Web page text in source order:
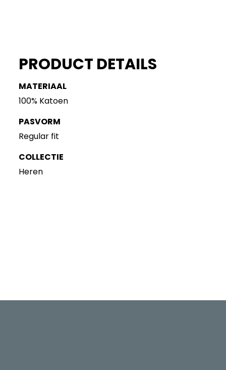
PRODUCT DETAILS
MATERIAAL
100% Katoen
PASVORM
Regular fit
COLLECTIE
Heren